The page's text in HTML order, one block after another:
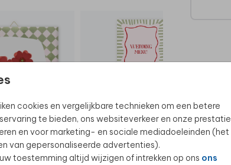
cookies en vergelijkbare technieken om een betere
te bieden, ons websiteverkeer en onze
en voor marketing- en sociale mediadoeleinden (het
van gepersonaliseerde advertenties).
toestemming altijd wijzigen of intrekken op ons ons
MENUKAART